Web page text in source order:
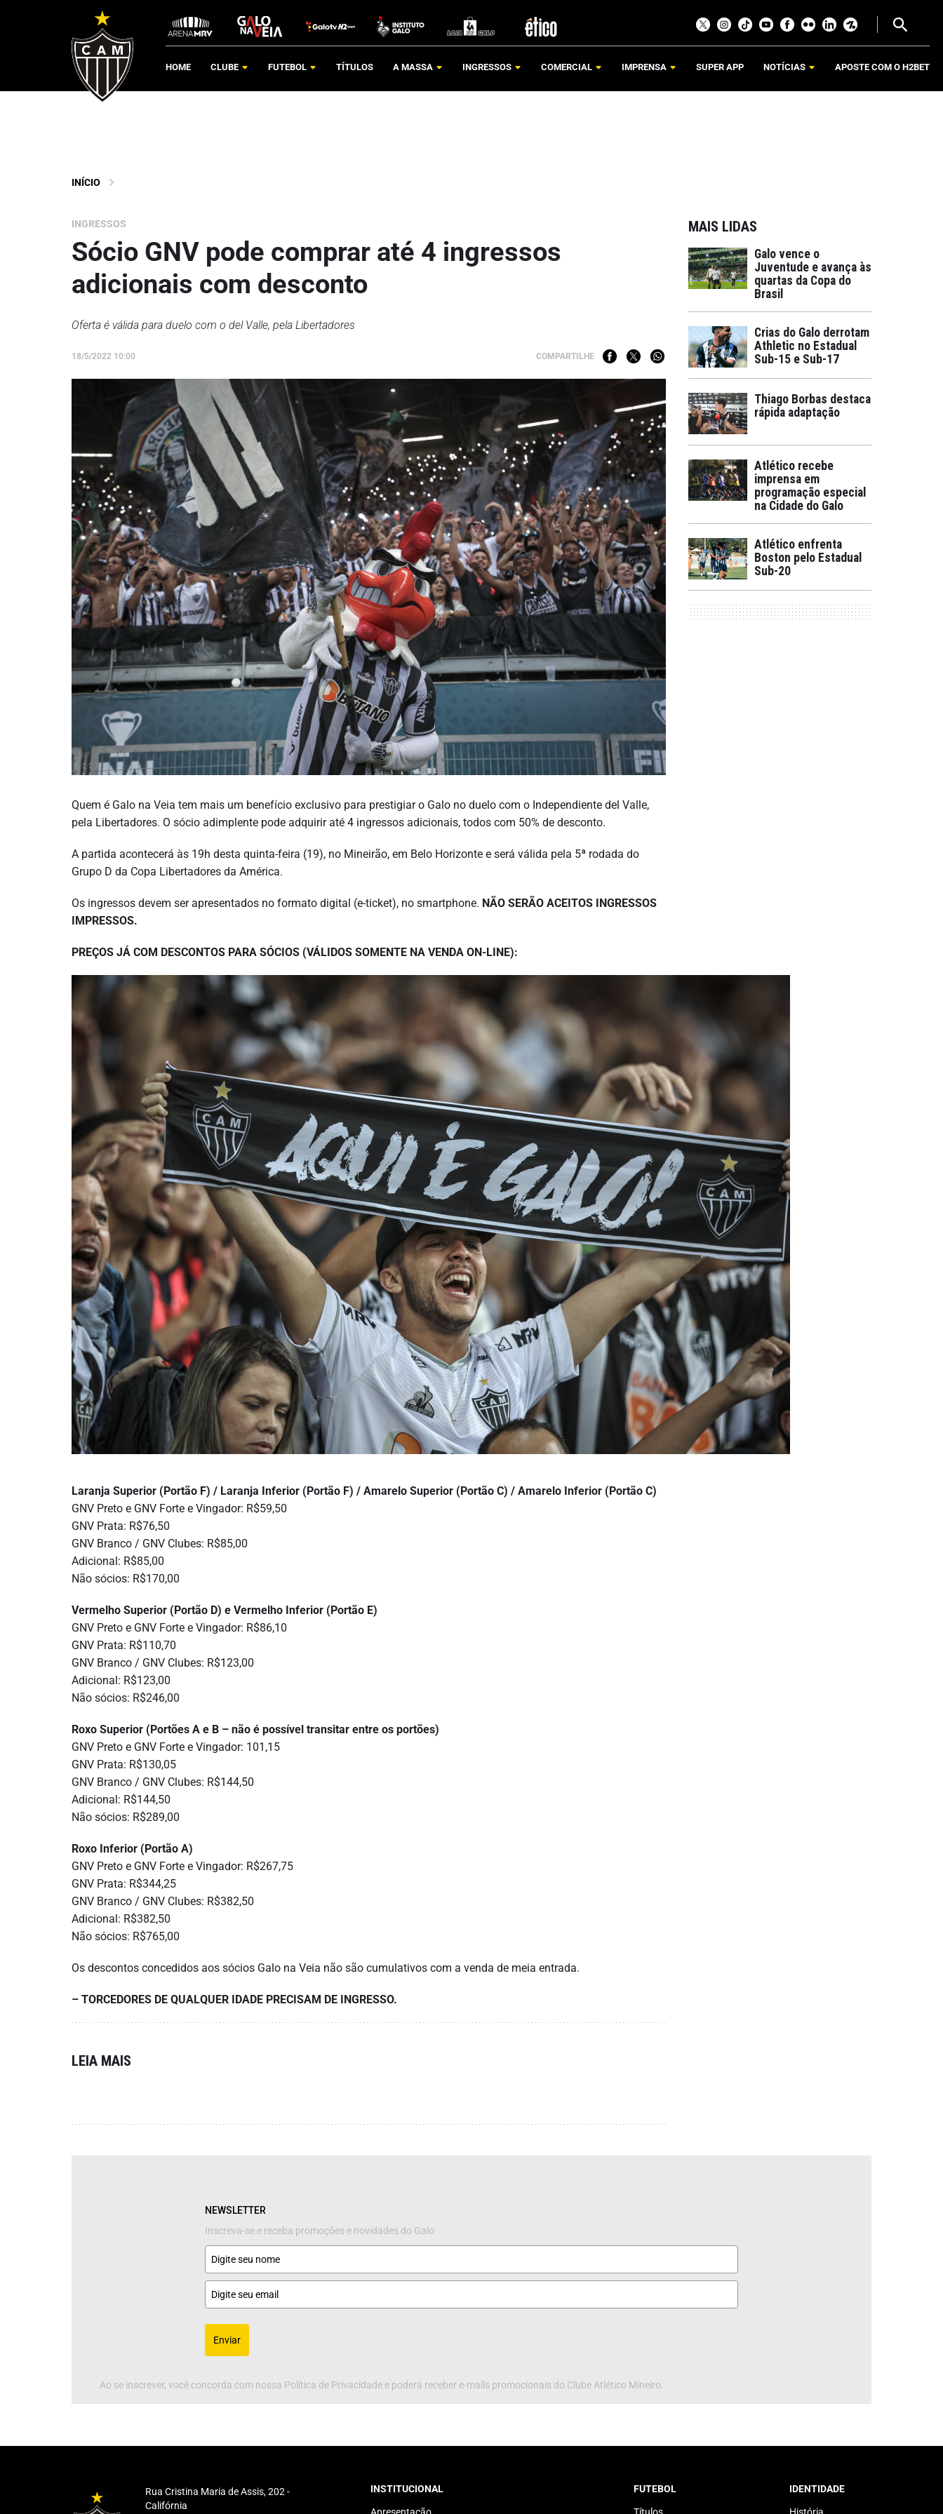
HOME CLUBE FUTEBOL TÍTULOS A MASSA INGRESSOS COMERCIAL IMPRENSA SUPER APP NOTÍCIAS APOSTE COM O H2BET
INÍCIO
INGRESSOS
Sócio GNV pode comprar até 4 ingressos
adicionais com desconto
Oferta é válida para duelo com o del Valle, pela Libertadores
18/5/2022 10:00 COMPARTILHE
Quem é Galo na Veia tem mais um benefício exclusivo para prestigiar o Galo no duelo com o Independiente del Valle,
pela Libertadores. O sócio adimplente pode adquirir até 4 ingressos adicionais, todos com 50% de desconto.
A partida acontecerá às 19h desta quinta-feira (19), no Mineirão, em Belo Horizonte e será válida pela 5ª rodada do
Grupo D da Copa Libertadores da América.
Os ingressos devem ser apresentados no formato digital (e-ticket), no smartphone. NÃO SERÃO ACEITOS INGRESSOS
IMPRESSOS.
PREÇOS JÁ COM DESCONTOS PARA SÓCIOS (VÁLIDOS SOMENTE NA VENDA ON-LINE):
Laranja Superior (Portão F) / Laranja Inferior (Portão F) / Amarelo Superior (Portão C) / Amarelo Inferior (Portão C)
GNV Preto e GNV Forte e Vingador: R$59,50
GNV Prata: R$76,50
GNV Branco / GNV Clubes: R$85,00
Adicional: R$85,00
Não sócios: R$170,00
Vermelho Superior (Portão D) e Vermelho Inferior (Portão E)
GNV Preto e GNV Forte e Vingador: R$86,10
GNV Prata: R$110,70
GNV Branco / GNV Clubes: R$123,00
Adicional: R$123,00
Não sócios: R$246,00
Roxo Superior (Portões A e B – não é possível transitar entre os portões)
GNV Preto e GNV Forte e Vingador: 101,15
GNV Prata: R$130,05
GNV Branco / GNV Clubes: R$144,50
Adicional: R$144,50
Não sócios: R$289,00
Roxo Inferior (Portão A)
GNV Preto e GNV Forte e Vingador: R$267,75
GNV Prata: R$344,25
GNV Branco / GNV Clubes: R$382,50
Adicional: R$382,50
Não sócios: R$765,00
Os descontos concedidos aos sócios Galo na Veia não são cumulativos com a venda de meia entrada.
– TORCEDORES DE QUALQUER IDADE PRECISAM DE INGRESSO.
LEIA MAIS
MAIS LIDAS
Galo vence o
Juventude e avança às
quartas da Copa do
Brasil
Crias do Galo derrotam
Athletic no Estadual
Sub-15 e Sub-17
Thiago Borbas destaca
rápida adaptação
Atlético recebe
imprensa em
programação especial
na Cidade do Galo
Atlético enfrenta
Boston pelo Estadual
Sub-20
NEWSLETTER
Inscreva-se e receba promoções e novidades do Galo
Enviar
Ao se inscrever, você concorda com nossa Política de Privacidade e poderá receber e-mails promocionais do Clube Atlético Mineiro.
Rua Cristina Maria de Assis, 202 -
Califórnia
INSTITUCIONAL
Apresentação
FUTEBOL
Títulos
IDENTIDADE
História